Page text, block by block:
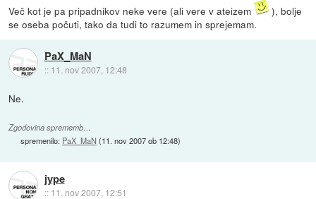
Več kot je pa pripadnikov neke vere (ali vere v ateizem
), bolje
se oseba počuti, tako da tudi to razumem in sprejemam.
PaX_MaN
:: 11. nov 2007, 12:48
Ne.
Zgodovina sprememb…
spremenilo: PaX_MaN (11. nov 2007 ob 12:48)
jype
:: 11. nov 2007, 12:51